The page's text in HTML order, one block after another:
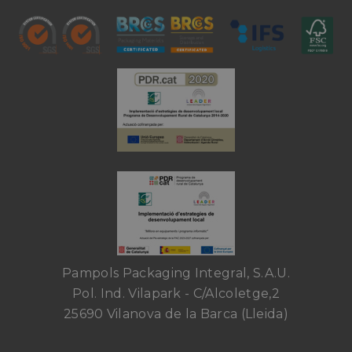
Pampols Packaging Integral, S.A.U.
Pol. Ind. Vilapark - C/Alcoletge,2
25690 Vilanova de la Barca (Lleida)